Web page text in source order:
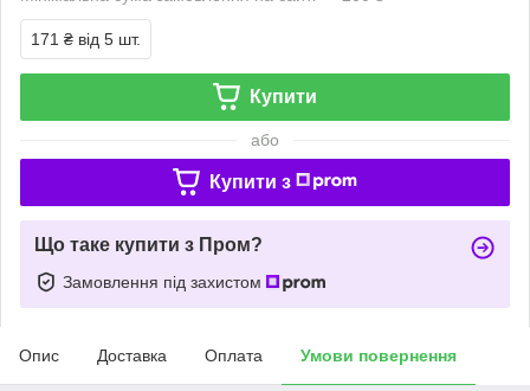
171 ₴ від 5 шт.
Купити
або
Купити з
Що таке купити з Пром?
Замовлення під захистом
Опис Доставка Оплата Умови повернення